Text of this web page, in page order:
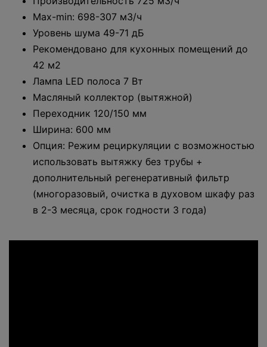
Max-min: 698-307 м3/ч
Уровень шума 49-71 дБ
Рекомендовано для кухонных помещений до
42 м2
Лампа LED полоса 7 Вт
Масляный коллектор (вытяжной)
Переходник 120/150 мм
Ширина: 600 мм
Опция: Режим рециркуляции с возможностью
использовать вытяжку без трубы +
дополнительный регенеративный фильтр
(многоразовый, очистка в духовом шкафу раз
в 2-3 месяца, срок годности 3 года)